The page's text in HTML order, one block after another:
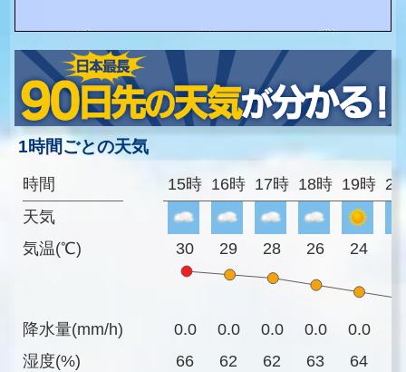
1時間ごとの天気
時間
天気
気温(℃)
降水量(mm/h)
湿度(%)
15時 16時 17時 18時 19時
30 29 28 26 24
0.0 0.0 0.0 0.0 0.0
66
62 62 63 64